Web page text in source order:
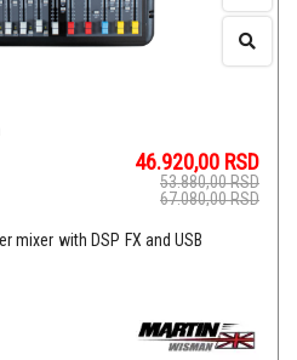
46.920,00 RSD
53.880,00RSD
67.080,00RSD
mixer with DSP FX and USB